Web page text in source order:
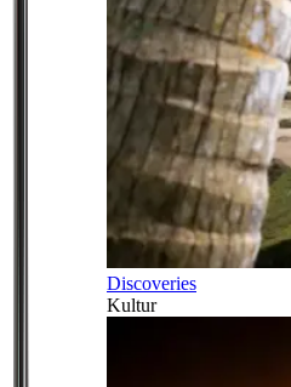
Discoveries
Kultur